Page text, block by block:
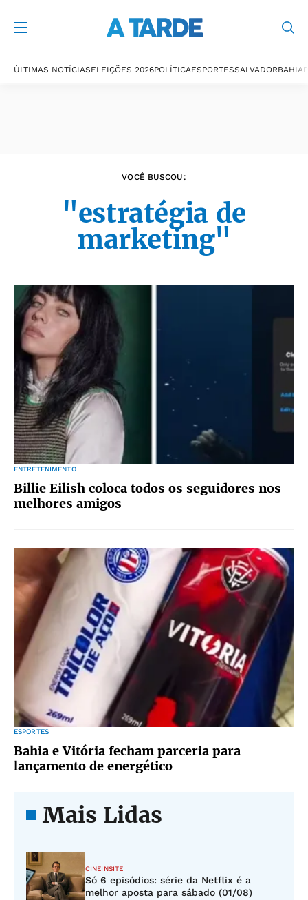
ÚLTIMAS NOTÍCIASELEIÇÕES 2026POLÍTICAESPORTESSALVADORBAHIA
VOCÊ BUSCOU:
"estratégia de
marketing"
ENTRETENIMENTO
Billie Eilish coloca todos os seguidores nos
melhores amigos
ESPORTES
Bahia e Vitória fecham parceria para
lançamento de energético
Mais Lidas
CINEINSITE
Só 6 episódios: série da Netflix é a
melhor aposta para sábado (01/08)